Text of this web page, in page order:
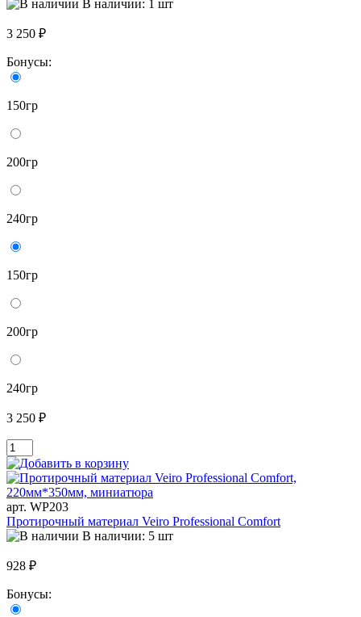
В наличии: 1 шт
3 250 ₽
Бонусы:
150гр
200гр
240гр
150гр
200гр
240гр
3 250 ₽
арт. WP203
Протирочный материал Veiro Professional Comfort
В наличии: 5 шт
928 ₽
Бонусы: